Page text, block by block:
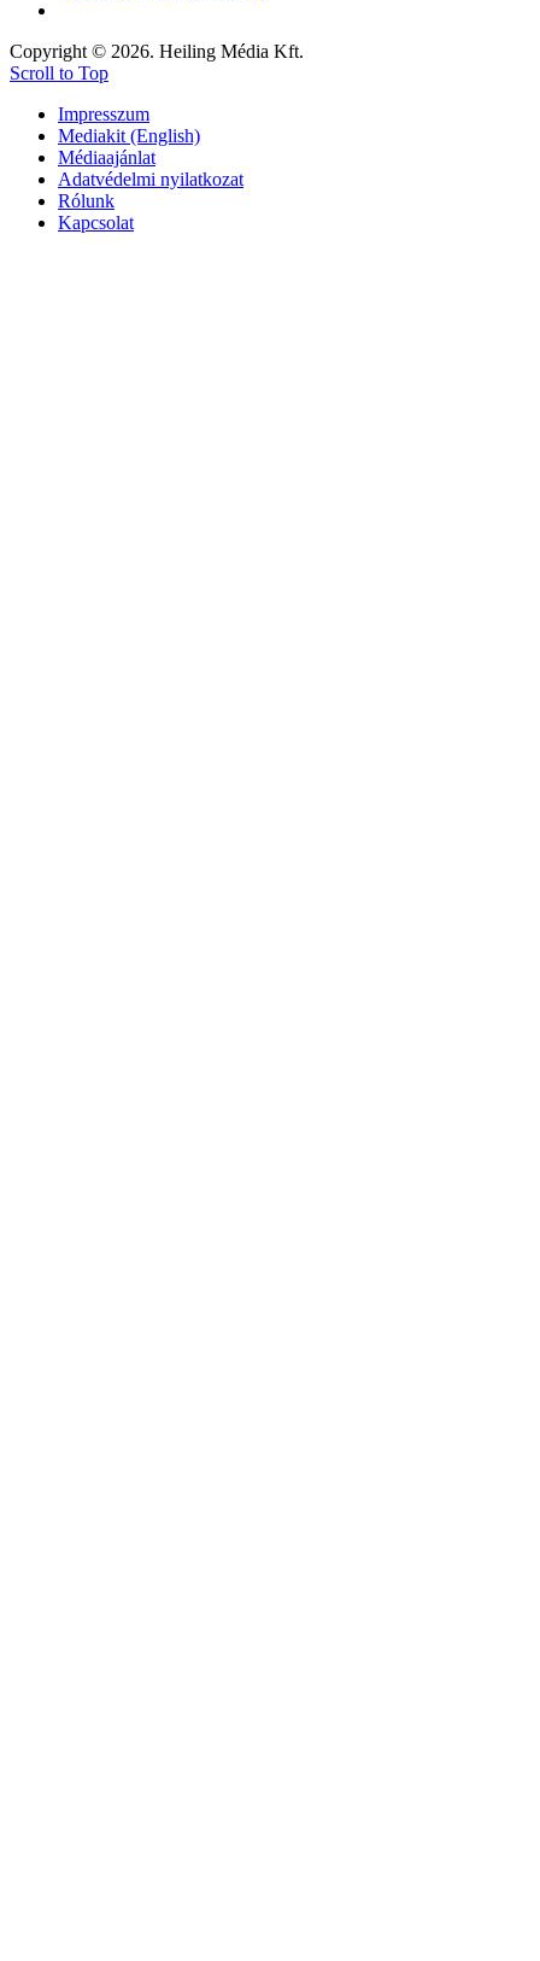
Copyright © 2026. Heiling Média Kft.
Scroll to Top
Impresszum
Mediakit (English)
Médiaajánlat
Adatvédelmi nyilatkozat
Rólunk
Kapcsolat